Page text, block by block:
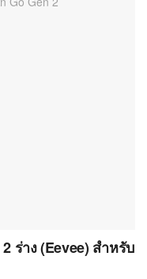
ร่าง (Eevee) สำหรับ